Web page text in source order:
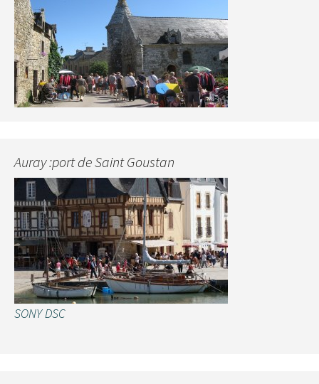
Auray :port de Saint Goustan
SONY DSC